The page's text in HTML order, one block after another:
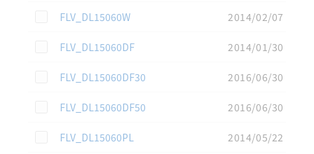
この資料を選択
FLV_DL15060W
2014/02/07
この資料を選択
FLV_DL15060DF
2014/01/30
この資料を選択
FLV_DL15060DF30
2016/06/30
この資料を選択
FLV_DL15060DF50
2016/06/30
この資料を選択
FLV_DL15060PL
2014/05/22